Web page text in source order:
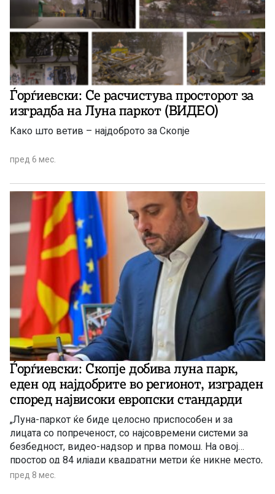
Ѓорѓиевски: Се расчистува просторот за
изградба на Луна паркот (ВИДЕО)
Како што ветив – најдоброто за Скопје
пред 6 мес.
Ѓорѓиевски: Скопје добива луна парк,
еден од најдобрите во регионот, изграден
според највисоки европски стандарди
„Луна-паркот ќе биде целосно приспособен и за
лицата со попреченост, со најсовремени системи за
безбедност, видео-надѕор и прва помош. На овој
простор од 84 илјади квадратни метри ќе никне место,
каде што семејствата ќе минуваат квалитетно време
пред 8 мес.